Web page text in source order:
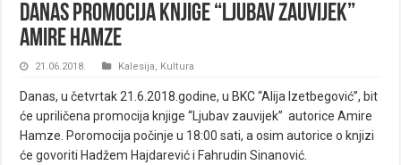
Danas promocija knjige “Ljubav zauvijek”
Amire Hamze
21.06.2018. Kalesija, Kultura
Danas, u četvrtak 21.6.2018.godine, u BKC “Alija Izetbegović”, bit
će upriličena promocija knjige “Ljubav zauvijek” autorice Amire
Hamze. Poromocija počinje u 18:00 sati, a osim autorice o knjizi
će govoriti Hadžem Hajdarević i Fahrudin Sinanović.